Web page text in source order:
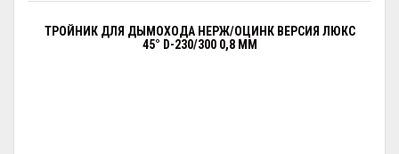
ТРОЙНИК ДЛЯ ДЫМОХОДА НЕРЖ/ОЦИНК ВЕРСИЯ ЛЮКС
45° D-230/300 0,8 ММ